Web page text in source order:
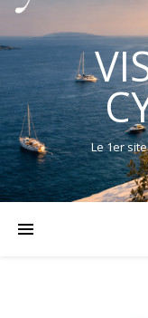
Le 1er